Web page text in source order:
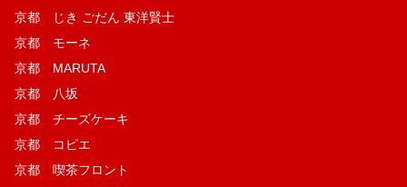
京都 じき ごだん 東洋賢士
京都 モーネ
京都 MARUTA
京都 八坂
京都 チーズケーキ
京都 コピエ
京都 喫茶フロント